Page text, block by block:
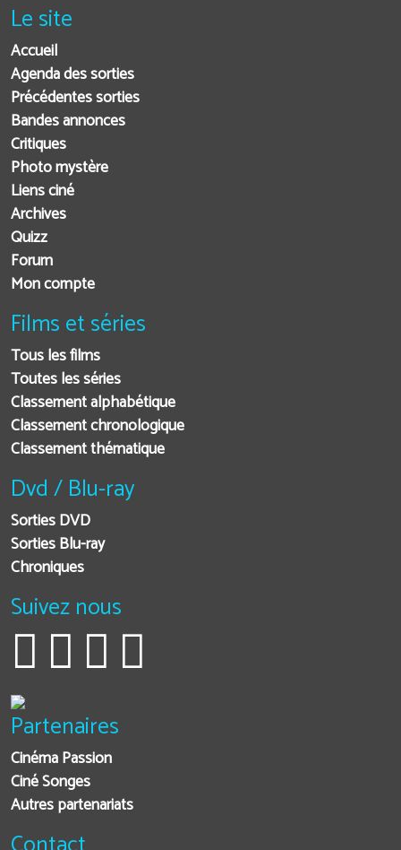
Le site
Accueil
Agenda des sorties
Précédentes sorties
Bandes annonces
Critiques
Photo mystère
Liens ciné
Archives
Quizz
Forum
Mon compte
Films et séries
Tous les films
Toutes les séries
Classement alphabétique
Classement chronologique
Classement thématique
Dvd / Blu-ray
Sorties DVD
Sorties Blu-ray
Chroniques
Suivez nous
Partenaires
Cinéma Passion
Ciné Songes
Autres partenariats